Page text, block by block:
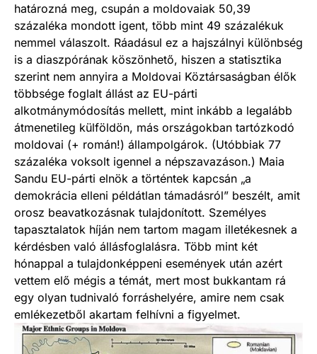
határozná meg, csupán a moldovaiak 50,39
százaléka mondott igent, több mint 49 százalékuk
nemmel válaszolt. Ráadásul ez a hajszálnyi különbség
is a diaszpórának köszönhető, hiszen a statisztika
szerint nem annyira a Moldovai Köztársaságban élők
többsége foglalt állást az EU-párti
alkotmánymódosítás mellett, mint inkább a legalább
átmenetileg külföldön, más országokban tartózkodó
moldovai (+ román!) állampolgárok. (Utóbbiak 77
százaléka voksolt igennel a népszavazáson.) Maia
Sandu EU-párti elnök a történtek kapcsán „a
demokrácia elleni példátlan támadásról” beszélt, amit
orosz beavatkozásnak tulajdonított. Személyes
tapasztalatok híján nem tartom magam illetékesnek a
kérdésben való állásfoglalásra. Több mint két
hónappal a tulajdonképpeni események után azért
vettem elő mégis a témát, mert most bukkantam rá
egy olyan tudnivaló forráshelyére, amire nem csak
emlékezetből akartam felhívni a figyelmet.